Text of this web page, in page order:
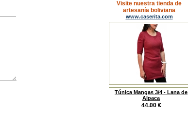
Visite nuestra tienda de
artesanía boliviana
www.caserita.com
Túnica Mangas 3/4 - Lana de
Alpaca
44.00 €